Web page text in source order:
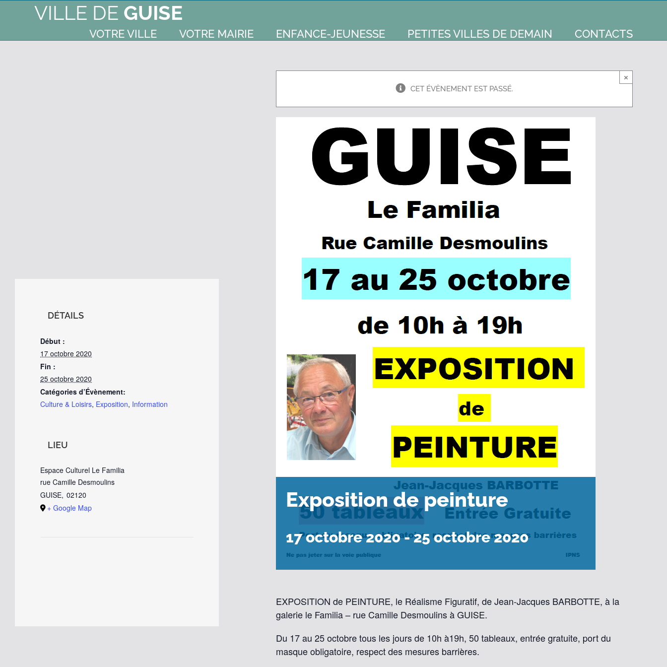
VILLE DE GUISE
VOTRE VILLE VOTRE MAIRIE ENFANCE-JEUNESSE PETITES VILLES DE DEMAIN CONTACTS
×
CET ÉVÈNEMENT EST PASSÉ.
Exposition de peinture
17 octobre 2020-25 octobre 2020
EXPOSITION de PEINTURE, le Réalisme Figuratif, de Jean-Jacques BARBOTTE, à la
galerie le Familia – rue Camille Desmoulins à GUISE.
Du 17 au 25 octobre tous les jours de 10h à19h, 50 tableaux, entrée gratuite, port du
masque obligatoire, respect des mesures barrières.
DÉTAILS
Début :
17 octobre 2020
Fin :
25 octobre 2020
Catégories d’Évènement:
Culture & Loisirs, Exposition, Information
LIEU
Espace Culturel Le Familia
rue Camille Desmoulins
GUISE, 02120
+ Google Map